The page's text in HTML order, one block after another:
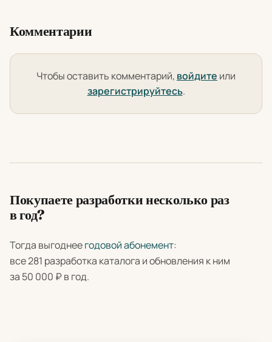
Комментарии
Чтобы оставить комментарий, войдите или
зарегистрируйтесь.
Покупаете разработки несколько раз
в год?
Тогда выгоднеегодовой абонемент:
все 281 разработка каталога и обновления к ним
за 50 000 ₽ в год.